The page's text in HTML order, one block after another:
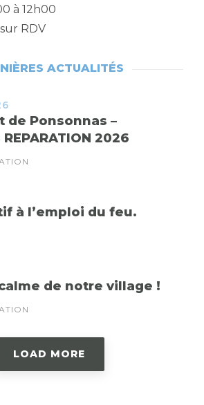
à 12h00
RDV
ACTUALITÉS
de Ponsonnas –
2026
à l’emploi du feu.
de notre village !
LOAD MORE